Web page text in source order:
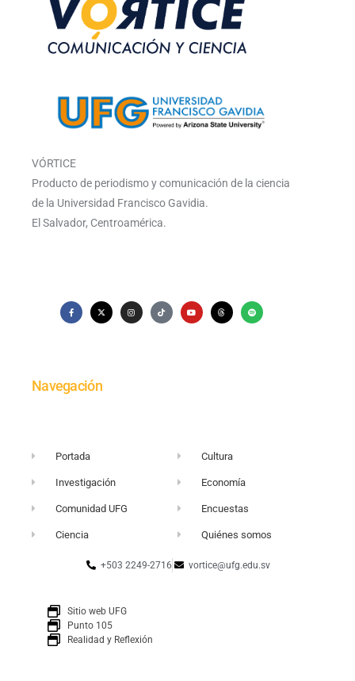
VÓRTICE
Producto de periodismo y comunicación de la ciencia
de la Universidad Francisco Gavidia.
El Salvador, Centroamérica.
Navegación
Portada
Investigación
Comunidad UFG
Ciencia
Cultura
Economía
Encuestas
Quiénes somos
+503 2249-2716 vortice@ufg.edu.sv
Sitio web UFG
Punto 105
Realidad y Reflexión